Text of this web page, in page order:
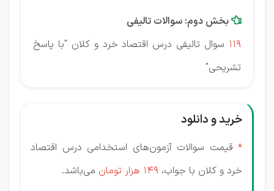
 بخش دوم: سوالات تالیفی
119 سوال تالیفی درس اقتصاد خرد و کلان "با پاسخ
تشریحی"
خرید و دانلود
* قیمت سوالات آزمون‌‌های استخدامی درس اقتصاد
خرد و کلان با جواب، 149 هزار تومان
می‌باشد.